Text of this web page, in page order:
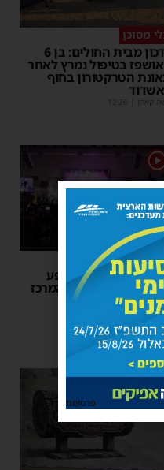
מסוכן
עדכון מבית החולים: בן 6
בטיפול נמרץ לאחר
הטרקטורון בחוף
קאהן 12:26
מסחררת למופע
בין הזמנים של 'המרכז
ו'מהות'
קאהן |
09:34
פרסומת